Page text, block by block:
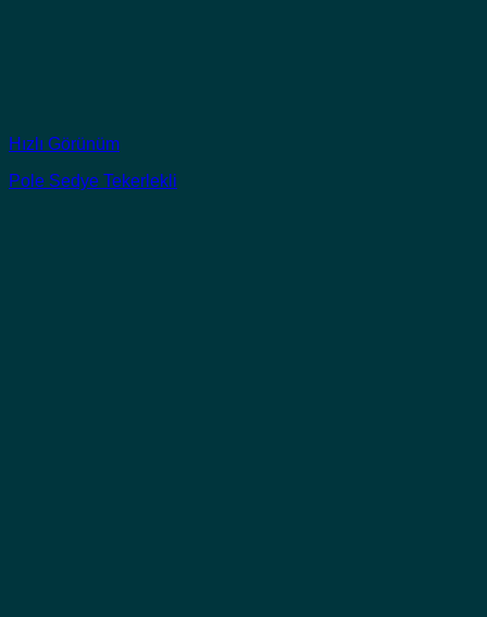
Hızlı Görünüm
Pole Sedye Tekerlekli